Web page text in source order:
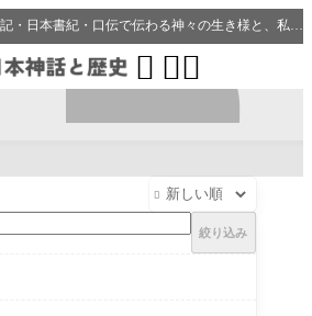
日本神話・日本の歴史、古事記・日本書紀・口伝で伝わる神々の生き様と、私たちの分野・生活、開運、神社との繋がり
 

絞り込み